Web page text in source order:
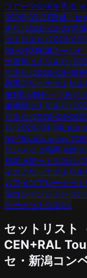
ツアー全公演を見る →
2026-02-21宮城・セ
あり › 2026-02-22宮
セトリあり › 2026-03-
03-04大阪城ホールセ
ナ香川セトリあり ›
リあり › 2026-03-18
有明アリーナセトリあ
第1展示館セトリあり ›
展示館セトリあり ›
リあり › 2026-04-05
り › 2026-04-14LaLa
04-15LaLa arena
リンメッセ福岡 A館セ
福岡 A館セトリあり ›
イスアリーナセトリあ
ムアイスアリーナセト
潟コンベンションセン
リーナセトリあり ›
セットリスト
CEN+RAL
セ・新潟コン